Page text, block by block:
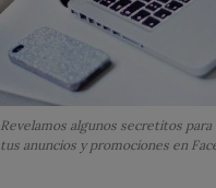
Revelamos algunos secretitos
tus anuncios y promociones en